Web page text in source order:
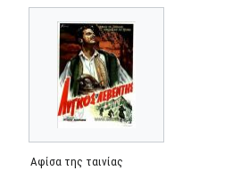
αναζήτηση
Αφίσα της ταινίας